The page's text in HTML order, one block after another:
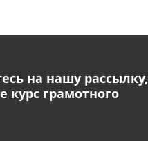
на нашу рассылку,
курс грамотного